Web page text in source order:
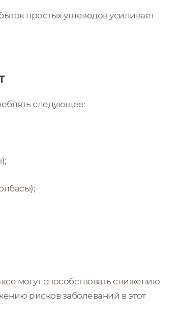
простых углеводов усиливает
следующее:
могут способствовать снижению
рисков заболеваний в этот